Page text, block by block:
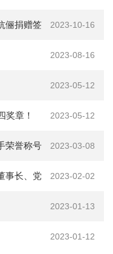
2023-10-16
俪捐赠签
2023-08-16
2023-05-12
2023-05-12
奖章！
2023-03-08
荣誉称号
2023-02-02
事长、党
2023-01-13
2023-01-12